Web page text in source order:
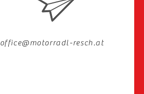
office@motorradl-resch.at